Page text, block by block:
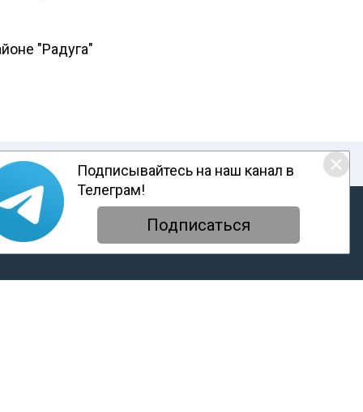
"Радуга"
с настоящим уведомлением, согласием наобработку
Подписывайтесь на наш канал в
Телеграм!
Подписаться